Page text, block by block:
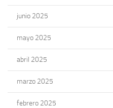
junio 2025
mayo 2025
abril 2025
marzo 2025
febrero 2025